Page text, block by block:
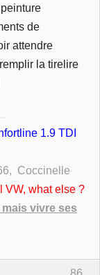
de
attendre
la tirelire
1.9 TDI
Coccinelle
VW, what else ?
mais vivre ses